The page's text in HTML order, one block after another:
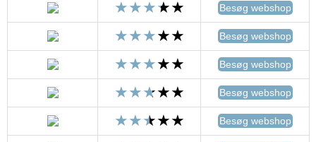
Besøg webshop
Besøg webshop
Besøg webshop
Besøg webshop
Besøg webshop